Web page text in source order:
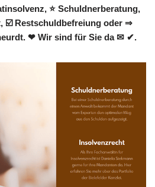
⭐ Schuldnerberatung,
☑️ Restschuldbefreiung oder ⇒
❤ Wir sind für Sie da ✉ ✔.